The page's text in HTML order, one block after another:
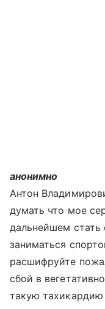
анонимно
Антон
думать что мое
дальнейшем
заниматься
расшифруйте
сбой в
такую